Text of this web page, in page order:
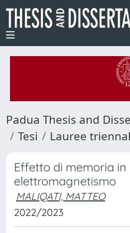
Padua Thesis and
Tesi
Lauree
Effetto di memoria in
elettromagnetismo
MALIQATI, MATTEO
2022/2023